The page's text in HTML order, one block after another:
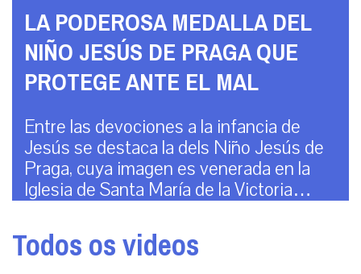
LA PODEROSA MEDALLA DEL
NIÑO JESÚS DE PRAGA QUE
PROTEGE ANTE EL MAL
Entre las devociones a la infancia de
Jesús se destaca la dels Niño Jesús de
Praga, cuya imagen es venerada en la
Iglesia de Santa María de la Victoria…
Todos os videos